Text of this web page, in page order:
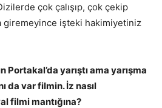
çok çalışıp, çok çekip
giremeyince işteki hakimiyetiniz
Portakal’da yarıştı ama yarışma
da var filmin. İz nasıl
filmi mantığına?